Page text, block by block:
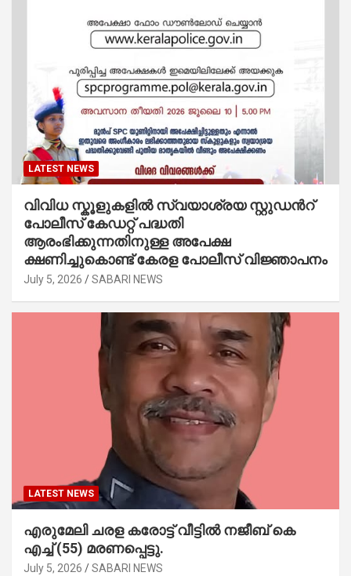
LATEST NEWS
വിവിധ സ്കൂളുകളില്‍ സ്വയാശ്രയ സ്റ്റുഡന്‍റ്
പോലീസ് കേഡറ്റ് പദ്ധതി
ആരംഭിക്കുന്നതിനുള്ള അപേക്ഷ
ക്ഷണിച്ചുകൊണ്ട് കേരള പോലീസ് വിജ്ഞാപനം
July 5, 2026 SABARI NEWS
LATEST NEWS
എരുമേലി ചരള കരോട്ട് വീട്ടിൽ നജീബ് കെ
എച്ച് (55) മരണപ്പെട്ടു.
July 5, 2026 SABARI NEWS